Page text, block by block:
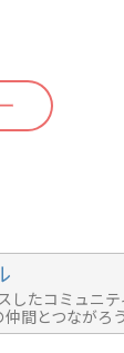
したコミュニ
間とつながろ